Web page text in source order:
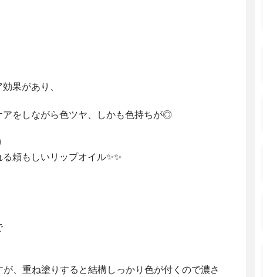
果があり、
をしながら色ツヤ、しかも色持ちが◎
頼もしいリップオイル✨✨
、重ね塗りすると結構しっかり色が付くので濃さ